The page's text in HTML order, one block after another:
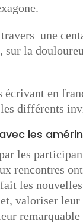
une
la
écrivant en
différents
les
les
rencontres
les
valoriser